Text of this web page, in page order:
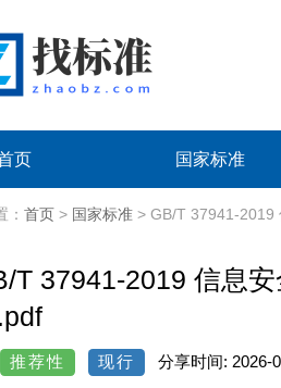
页 国家标准
： 首页 > 国家标准 > GB/T 37941-2019
T 37941-2019 信息
推荐性 现行 分享时间: 2026-